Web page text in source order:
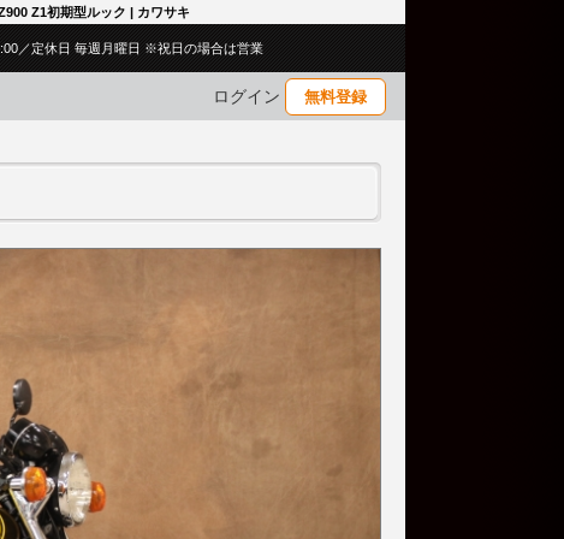
Z1初期型ルック | カワサキ
／定休日 毎週月曜日 ※祝日の場合は営業
ログイン 無料登録